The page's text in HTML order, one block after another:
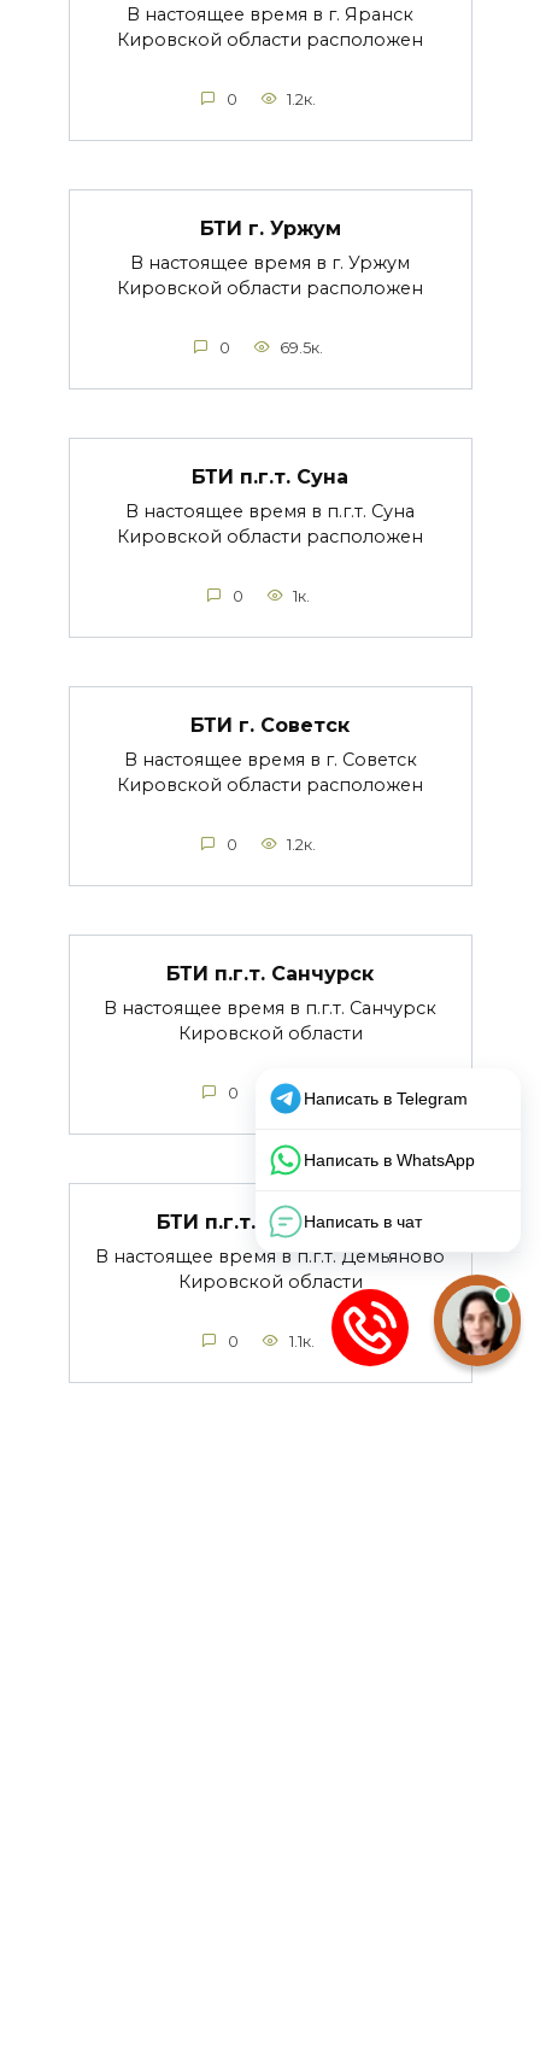
В настоящее время в г. Яранск
Кировской области расположен
0 1.2к.
БТИ г. Уржум
В настоящее время в г. Уржум
Кировской области расположен
0 69.5к.
БТИ п.г.т. Суна
В настоящее время в п.г.т. Суна
Кировской области расположен
0 1к.
БТИ г. Советск
В настоящее время в г. Советск
Кировской области расположен
0 1.2к.
БТИ п.г.т. Санчурск
В настоящее время в п.г.т. Санчурск
Кировской области
0 1.1к.
БТИ п.г.т. Демьяново
В настоящее время в п.г.т. Демьяново
Кировской области
0 1.1к.